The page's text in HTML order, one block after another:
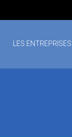
LES ENTREPRISES